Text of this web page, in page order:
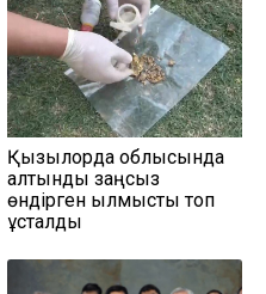
Қызылорда облысында
алтынды заңсыз
өндірген қылмыстық топ
ұсталды